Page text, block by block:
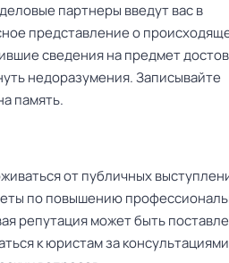
партнеры введут вас в
представление о
сведения на предмет
недоразумения. Записывайте
память.
от публичных
по повышению
репутация может быть
к юристам за